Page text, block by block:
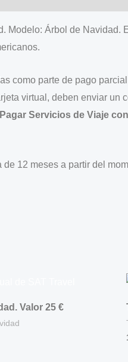
Modelo: Árbol de
como parte de pago
virtual, deben enviar
Servicios de Viaje
12 meses a partir del
Valor 25 €